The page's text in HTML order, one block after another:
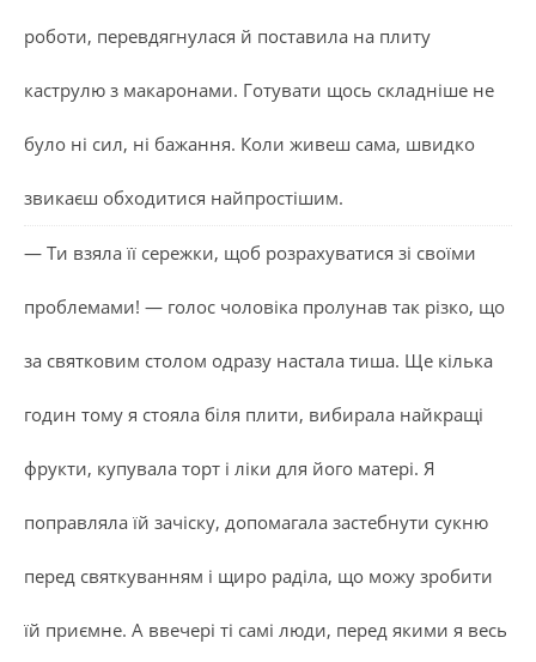
роботи, перевдягнулася й поставила на плиту
каструлю з макаронами. Готувати щось складніше не
було ні сил, ні бажання. Коли живеш сама, швидко
звикаєш обходитися найпростішим.
— Ти взяла її сережки, щоб розрахуватися зі своїми
проблемами! — голос чоловіка пролунав так різко, що
за святковим столом одразу настала тиша. Ще кілька
годин тому я стояла біля плити, вибирала найкращі
фрукти, купувала торт і ліки для його матері. Я
поправляла їй зачіску, допомагала застебнути сукню
перед святкуванням і щиро раділа, що можу зробити
їй приємне. А ввечері ті самі люди, перед якими я весь